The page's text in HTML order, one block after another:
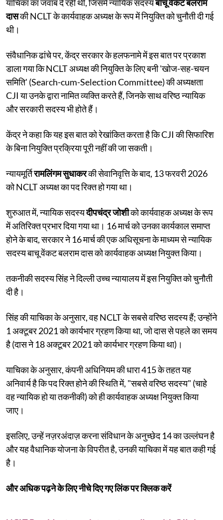
याचिका का जवाब दे रही थी, जिसमें न्यायिक सदस्यबाचू वेंकट बलराम
दासकी NCLT के कार्यवाहक अध्यक्ष के रूप में नियुक्ति को चुनौती दी गई
थी।
संवैधानिक ढांचे पर, केंद्र सरकार के हलफनामे में इस बात पर प्रकाश
डाला गया कि NCLT अध्यक्ष की नियुक्ति के लिए बनी 'खोज-सह-चयन
समिति' (Search-cum-Selection Committee) की अध्यक्षता
CJI या उनके द्वारा नामित व्यक्ति करते हैं, जिनके साथ वरिष्ठ न्यायिक
और सरकारी सदस्य भी होते हैं।
केंद्र ने कहा कि यह इस बात को रेखांकित करता है कि CJI की सिफारिश
के बिना नियुक्ति प्रक्रिया पूरी नहीं की जा सकती।
न्यायमूर्तिरामलिंगम सुधाकरकी सेवानिवृत्ति के बाद, 13 फरवरी 2026
को NCLT अध्यक्ष का पद रिक्त हो गया था।
शुरुआत में, न्यायिक सदस्यदीपचंद्र जोशीको कार्यवाहक अध्यक्ष के रूप
में अतिरिक्त प्रभार दिया गया था। 16 मार्च को उनका कार्यकाल समाप्त
होने के बाद, सरकार ने 16 मार्च की एक अधिसूचना के माध्यम से न्यायिक
सदस्य बाचू वेंकट बलराम दास को कार्यवाहक अध्यक्ष नियुक्त किया।
तकनीकी सदस्य सिंह ने दिल्ली उच्च न्यायालय में इस नियुक्ति को चुनौती
दी है।
सिंह की याचिका के अनुसार, वह NCLT के सबसे वरिष्ठ सदस्य हैं; उन्होंने
1 अक्टूबर 2021 को कार्यभार ग्रहण किया था, जो दास से पहले का समय
है (दास ने 18 अक्टूबर 2021 को कार्यभार ग्रहण किया था)।
याचिका के अनुसार, कंपनी अधिनियम की धारा 415 के तहत यह
अनिवार्य है कि पद रिक्त होने की स्थिति में, "सबसे वरिष्ठ सदस्य" (चाहे
वह न्यायिक हो या तकनीकी) को ही कार्यवाहक अध्यक्ष नियुक्त किया
जाए।
इसलिए, उन्हें नज़रअंदाज़ करना संविधान के अनुच्छेद 14 का उल्लंघन है
और यह वैधानिक योजना के विपरीत है, उनकी याचिका में यह बात कही गई
है।
और अधिक पढ़ने के लिए नीचे दिए गए लिंक पर क्लिक करें